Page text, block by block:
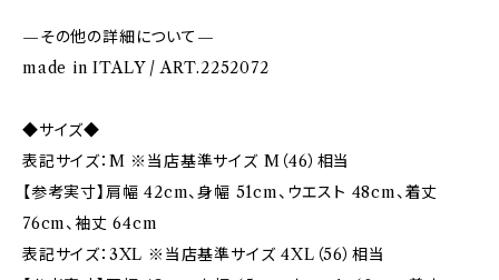
—その他の詳細について—
made in ITALY / ART.2252072
◆サイズ◆
表記サイズ：M ※当店基準サイズ M（46）相当
【参考実寸】肩幅 42cm、身幅 51cm、ウエスト 48cm、着丈
76cm、袖丈 64cm
表記サイズ：3XL ※当店基準サイズ 4XL（56）相当